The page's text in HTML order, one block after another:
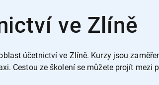
ve Zlíně
účetnictví ve Zlíně. Kurzy jsou
Cestou ze školení se můžete projít